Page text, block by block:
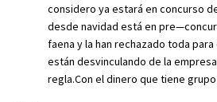
considero ya estará en concurso
desde navidad está en
faena y la han rechazado toda
están desvinculando de la
regla.Con el dinero que tiene grupo